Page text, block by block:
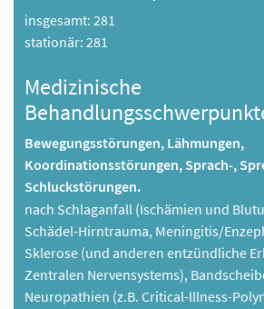
insgesamt: 281
stationär: 281
Medizinische
Bewegungsstörungen, Lähmungen,
Koordinationsstörungen, Sprach-,
Schluckstörungen.
nach Schlaganfall (Ischämien und
Schädel-Hirntrauma, Meningitis/
Sklerose (und anderen entzündliche
Zentralen Nervensystems),
Neuropathien (z.B. Critical-lllness-